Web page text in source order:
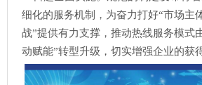
细化的服务机制，为奋力打好“市场主
战”提供有力支撑，推动热线服务模式
动赋能”转型升级，切实增强企业的获